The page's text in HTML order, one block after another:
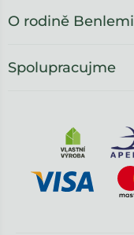
O rodině Benlemi
Spolupracujme